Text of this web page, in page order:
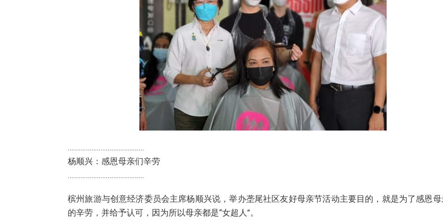
……………………………………
杨顺兴：感恩母亲们辛劳
……………………………………
槟州旅游与创意经济委员会主席杨顺兴说，举办垄尾社区友好母亲节活动主要目的，就是为了感恩
的辛劳，并给予认可，因为所以母亲都是“女超人”。